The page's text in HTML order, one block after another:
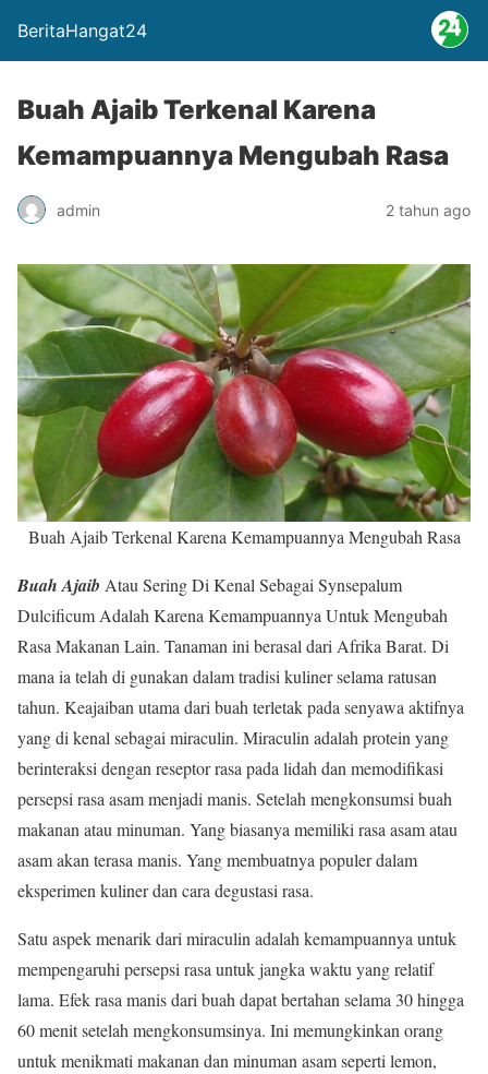
BeritaHangat24
Buah Ajaib Terkenal Karena
Kemampuannya Mengubah Rasa
admin 2 tahun ago
Buah Ajaib Terkenal Karena Kemampuannya Mengubah Rasa
Buah Ajaib Atau Sering Di Kenal Sebagai Synsepalum
Dulcificum Adalah Karena Kemampuannya Untuk Mengubah
Rasa Makanan Lain. Tanaman ini berasal dari Afrika Barat. Di
mana ia telah di gunakan dalam tradisi kuliner selama ratusan
tahun. Keajaiban utama dari buah terletak pada senyawa aktifnya
yang di kenal sebagai miraculin. Miraculin adalah protein yang
berinteraksi dengan reseptor rasa pada lidah dan memodifikasi
persepsi rasa asam menjadi manis. Setelah mengkonsumsi buah
makanan atau minuman. Yang biasanya memiliki rasa asam atau
asam akan terasa manis. Yang membuatnya populer dalam
eksperimen kuliner dan cara degustasi rasa.
Satu aspek menarik dari miraculin adalah kemampuannya untuk
mempengaruhi persepsi rasa untuk jangka waktu yang relatif
lama. Efek rasa manis dari buah dapat bertahan selama 30 hingga
60 menit setelah mengkonsumsinya. Ini memungkinkan orang
untuk menikmati makanan dan minuman asam seperti lemon,